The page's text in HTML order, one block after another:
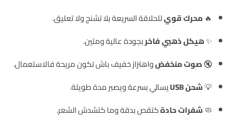
🔥 محرك قويللحلاقة السريعة بلا تشنج ولا تعليق.
✨هيكل ذهبي فاخربجودة عالية ومتين.
🔇صوت منخفضواهتزاز خفيف باش تكون مريحة فالاستعمال.
💡شحن USB
يسالي بسرعة ويصبر مدة طويلة.
🧼 شفرات حادةكتقص بدقة وما كتشدش الشعر.